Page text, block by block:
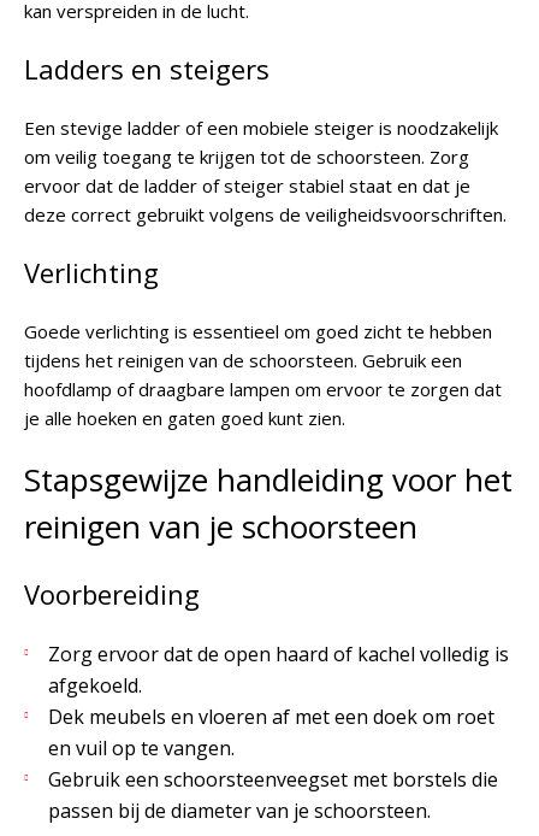
kan verspreiden in de lucht.
Ladders en steigers
Een stevige ladder of een mobiele steiger is noodzakelijk
om veilig toegang te krijgen tot de schoorsteen. Zorg
ervoor dat de ladder of steiger stabiel staat en dat je
deze correct gebruikt volgens de veiligheidsvoorschriften.
Verlichting
Goede verlichting is essentieel om goed zicht te hebben
tijdens het reinigen van de schoorsteen. Gebruik een
hoofdlamp of draagbare lampen om ervoor te zorgen dat
je alle hoeken en gaten goed kunt zien.
Stapsgewijze handleiding voor het
reinigen van je schoorsteen
Voorbereiding
Zorg ervoor dat de open haard of kachel volledig is
afgekoeld.
Dek meubels en vloeren af met een doek om roet
en vuil op te vangen.
Gebruik een schoorsteenveegset met borstels die
passen bij de diameter van je schoorsteen.